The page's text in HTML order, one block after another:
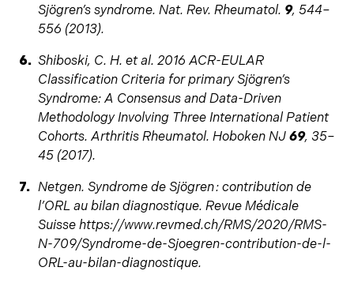
Sjögren’s syndrome. Nat. Rev. Rheumatol. 9, 544–
556 (2013).
Shiboski, C. H. et al. 2016 ACR-EULAR
Classification Criteria for primary Sjögren’s
Syndrome: A Consensus and Data-Driven
Methodology Involving Three International Patient
Cohorts. Arthritis Rheumatol. Hoboken NJ 69, 35–
45 (2017).
Netgen. Syndrome de Sjögren : contribution de
l’ORL au bilan diagnostique. Revue Médicale
Suisse https://www.revmed.ch/RMS/2020/RMS-
N-709/Syndrome-de-Sjoegren-contribution-de-l-
ORL-au-bilan-diagnostique.